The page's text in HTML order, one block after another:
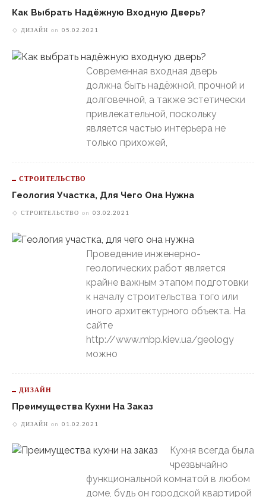
Как Выбрать Надёжную Входную Дверь?
ДИЗАЙН on 05.02.2021
Современная входная дверь
должна быть надёжной, прочной и
долговечной, а также эстетически
привлекательной, поскольку
является частью интерьера не
только прихожей,
СТРОИТЕЛЬСТВО
Геология Участка, Для Чего Она Нужна
СТРОИТЕЛЬСТВО on 03.02.2021
Проведение инженерно-
геологических работ является
крайне важным этапом подготовки
к началу строительства того или
иного архитектурного объекта. На
сайте
http://www.mbp.kiev.ua/geology
можно
ДИЗАЙН
Преимущества Кухни На Заказ
ДИЗАЙН on 01.02.2021
Кухня всегда была
чрезвычайно
функциональной комнатой в любом
доме, будь он городской квартирой